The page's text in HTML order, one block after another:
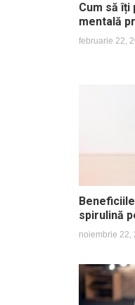
Cum să
mentală
februarie 22,
spirulină
noiembrie 22,